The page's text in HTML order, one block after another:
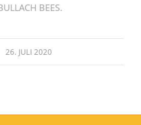
BEES.
26. JULI 2020